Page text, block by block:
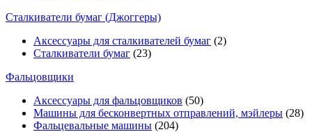
Сталкиватели бумаг (Джоггеры)
Аксессуары для сталкивателей бумаг (2)
Сталкиватели бумаг (23)
Фальцовщики
Аксессуары для фальцовщиков (50)
Машины для бесконвертных отправлений, мэйлеры (28)
Фальцевальные машины (204)